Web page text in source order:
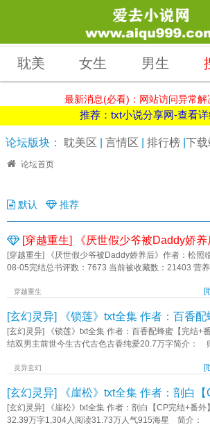
耽美 女生 男生
最新消息(必看)：网站访问异常解
推荐：txt小说分享网-查看
论坛版块： 耽美区 言情区 排行榜 下
论坛首页
默认 推荐
[穿越重生] 《厌世假少爷被Daddy娇养后》作
[穿越重生] 《厌世假少爷被Daddy娇养后》作者：松照
08-05完结总书评数：7673 当前被收藏数：21403 营
漪离家出走过两次。 第一次，池漪被人发现是鸠
对象的管教，逃离了对方的大别墅。 * 池漪的联
的商业合作伙伴，沉稳冷静，深不可测，英俊多金
是个完美的结婚对象。 唯一的问题就是，池漪从
抵达薄家的那天，池漪站在门口，不知道该怎么称呼
这声薄叔叔。 此后两年，他们朝夕相处，却从未
制，虽然管池漪管得很严，但似乎只是把池漪当
池家发现池漪是抱错的假少爷，寻回了真少爷，将池
穿越重生 [
[玄幻灵异] 《锁莲》txt全集 作者：百香配
[玄幻灵异] 《锁莲》txt全集 作者：百香配蜂蜜【完结+
结双男主前世今生古代古色古香纯爱20.7万字简介
青莲 宋青玉背着全宗门所有人，和师祖厮混在了
的铁链 宋青玉前世是天地初开时长出的一株青莲，
以开化修炼，后来混沌降临，他吸收浊气，逐渐生出七
人言。 可有一天他被神明剖去莲心，痛苦死去。
灵异玄幻 [
[玄幻灵异] 《崖松》txt全集 作者：剖白【
[玄幻灵异] 《崖松》txt全集 作者：剖白【CP完结+番
32.39万字1,304人阅读31.73万人气915海星 简介